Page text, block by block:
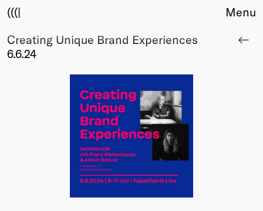
(((|
About
Club
Membership
Menu
Creating Unique Brand Experiences
6.6.24